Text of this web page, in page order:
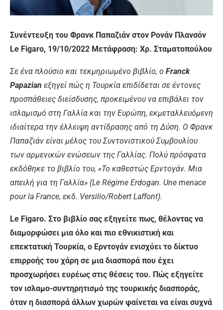
Συνέντευξη του Φρανκ Παπαζιάν στον Ρονάν Πλανσόν
Le Figaro, 19/10/2022 Μετάφραση: Χρ. Σταματοπούλου
Σε ένα πλούσιο και τεκμηριωμένο βιβλίο, ο Franck
Papazian εξηγεί πώς η Τουρκία επιδίδεται σε έντονες
προσπάθειες διείσδυσης, προκειμένου να επιβάλει τον
ισλαμισμό στη Γαλλία και την Ευρώπη, εκμεταλλευόμενη
ιδιαίτερα την έλλειψη αντίδρασης από τη Δύση. Ο Φρανκ
Παπαζιάν είναι μέλος του Συντονιστικού Συμβουλίου
των αρμενικών ενώσεων της Γαλλίας. Πολύ πρόσφατα
εκδόθηκε το βιβλίο του, «Το καθεστώς Ερντογάν. Μια
απειλή για τη Γαλλία» (Le Régime Erdogan. Une menace
pour la France, εκδ. Versilio/Robert Laffont).
Le Figaro. Στο βιβλίο σας εξηγείτε πως, θέλοντας να
διαμορφώσει μια όλο και πιο εθνικιστική και
επεκτατική Τουρκία, ο Ερντογάν ενισχύει το δίκτυο
επιρροής του χάρη σε μια διασπορά που έχει
προσχωρήσει ευρέως στις θέσεις του. Πώς εξηγείτε
τον ισλαμο-συντηρητισμό της τουρκικής διασποράς,
όταν η διασπορά άλλων χωρών φαίνεται να είναι συχνά